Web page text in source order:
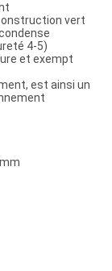
vert
4-5)
et exempt
est ainsi un